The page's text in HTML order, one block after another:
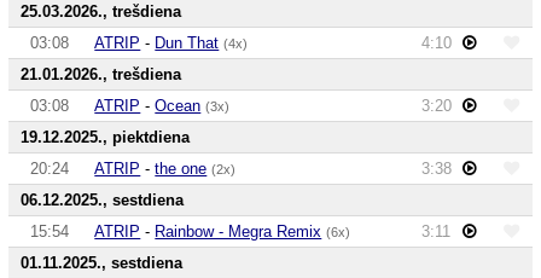
25.03.2026., trešdiena
03:08
ATRIP - Dun That (4x)
4:10
21.01.2026., trešdiena
03:08
ATRIP -Ocean (3x)
3:20
19.12.2025., piektdiena
20:24
ATRIP -the one (2x)
3:38
06.12.2025., sestdiena
15:54
ATRIP - Rainbow - Megra Remix (6x)
3:11
01.11.2025., sestdiena